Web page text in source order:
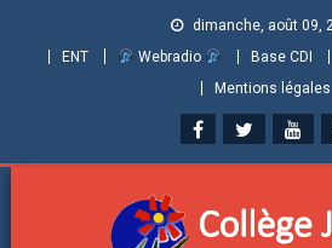
dimanche, août 09,
ENT
Webradio Base CDI
Mentions légales